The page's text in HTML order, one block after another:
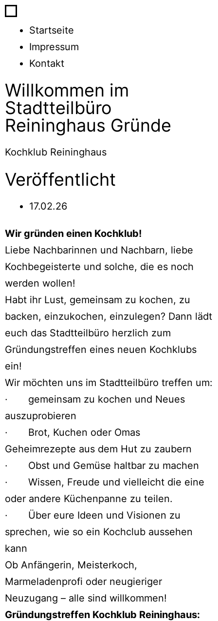
Startseite
Impressum
Kontakt
Willkommen im
Stadtteilbüro
Reininghaus Gründe
Kochklub Reininghaus
Veröffentlicht
17.02.26
Wir gründen einen Kochklub!
Liebe Nachbarinnen und Nachbarn, liebe
Kochbegeisterte und solche, die es noch
werden wollen!
Habt ihr Lust, gemeinsam zu kochen, zu
backen, einzukochen, einzulegen? Dann lädt
euch das Stadtteilbüro herzlich zum
Gründungstreffen eines neuen Kochklubs
ein!
Wir möchten uns im Stadtteilbüro treffen um:
· gemeinsam zu kochen und Neues
auszuprobieren
· Brot, Kuchen oder Omas
Geheimrezepte aus dem Hut zu zaubern
· Obst und Gemüse haltbar zu machen
· Wissen, Freude und vielleicht die eine
oder andere Küchenpanne zu teilen.
· Über eure Ideen und Visionen zu
sprechen, wie so ein Kochclub aussehen
kann
Ob Anfängerin, Meisterkoch,
Marmeladenprofi oder neugieriger
Neuzugang – alle sind willkommen!
Gründungstreffen Kochklub Reininghaus: